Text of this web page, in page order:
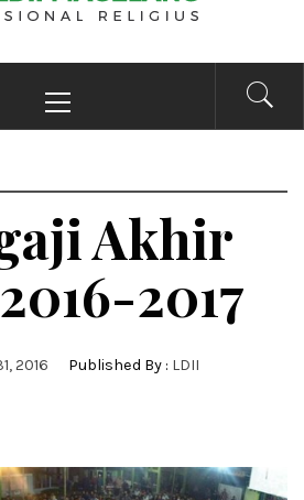
Menu
Akhir
2017
2016 Published By : LDII